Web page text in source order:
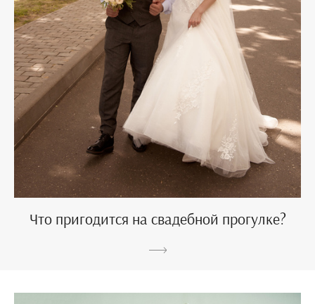
Что пригодится на свадебной прогулке?